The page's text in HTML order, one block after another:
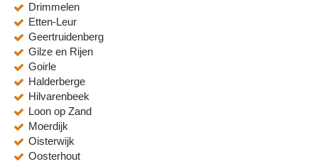
Drimmelen
Etten-Leur
Geertruidenberg
Gilze en Rijen
Goirle
Halderberge
Hilvarenbeek
Loon op Zand
Moerdijk
Oisterwijk
Oosterhout